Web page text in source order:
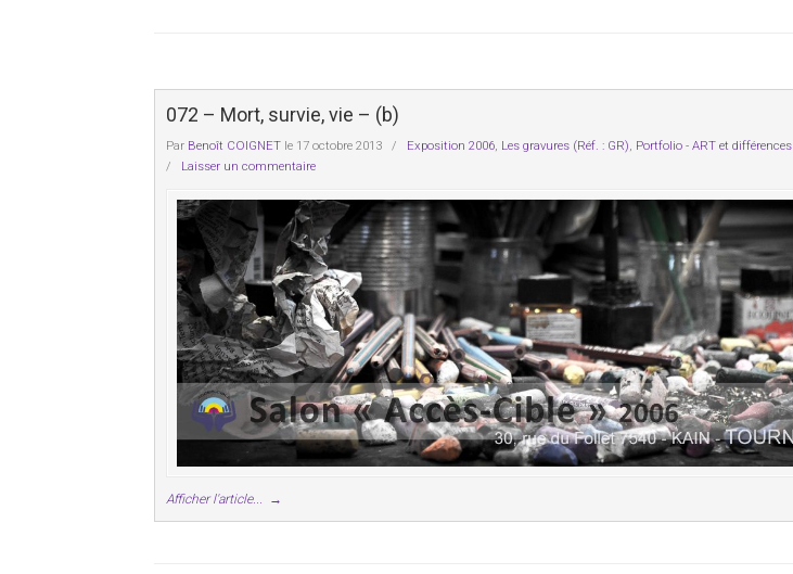
072 – Mort, survie, vie – (b)
Par Benoît COIGNET le 17 octobre 2013 / Exposition 2006, Les gravures (Réf. : GR), Portfolio - ART et différences
/ Laisser un commentaire
Afficher l'article... →